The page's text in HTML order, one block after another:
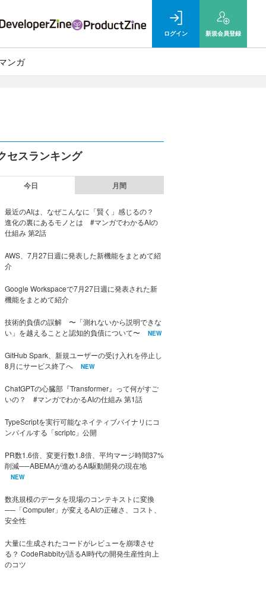
ログイン 新規会員登録
ンガ
セスランキング
今日 月間
最近のAIは、なぜこんなに「賢く」感じるの？
進化の裏にあるモノとは #マンガでわかるAIの
仕組み 第2話
AWS、7月27日週に発表した新機能をまとめて紹
介
Google Workspaceで7月27日週に発表された新
機能をまとめて紹介
技術的負債の誤解 〜「測れないから説明できな
い」を越えることと認知的負債について〜
NEW
GitHub Spark、新規ユーザーの受け入れを停止し
8月にサービス終了へ
NEW
ChatGPTの心臓部『Transformer』って何がすご
いの？ #マンガでわかるAIの仕組み 第1話
TypeScriptを実行可能なネイティブバイナリにコ
ンパイルする「scriptc」公開
PR数1.6倍、変更行数1.8倍、平均マージ時間37%
削減──ABEMAが進めるAI駆動開発の現在地
NEW
数兆規模のデータを現場のコンテキストに変換
──「Computer」が変えるAIの正確さ、コスト、
安全性
大量に生成されたコードがレビューを崩壊させ
る？ CodeRabbitが語るAI時代の開発生産性向上
のコツ